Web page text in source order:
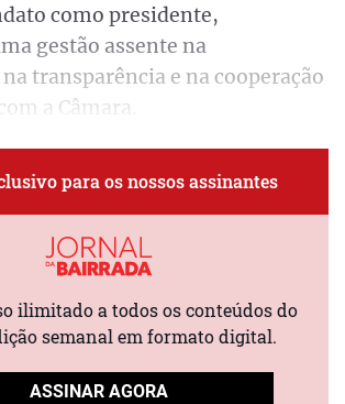
como presidente,
gestão assente na
transparência e na cooperação
a Câmara.
para os nossos assinantes
ilimitado a todos os conteúdos do
semanal em formato digital.
ASSINAR AGORA